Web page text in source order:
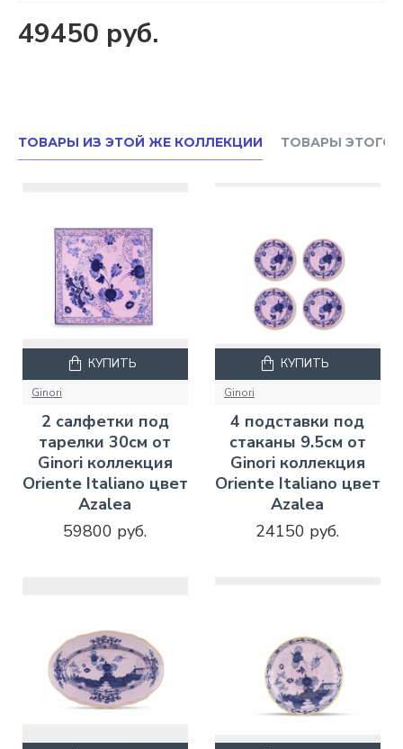
49450 руб.
ТОВАРЫ ИЗ ЭТОЙ ЖЕ КОЛЛЕКЦИИ ТОВАРЫ ЭТОГО
Ginori
2 салфетки под
тарелки 30см от
Ginori коллекция
Oriente Italiano цвет
Azalea
59800 руб.
КУПИТЬ
Ginori
4 подставки под
стаканы 9.5см от
Ginori коллекция
Oriente Italiano цвет
Azalea
24150 руб.
КУПИТЬ